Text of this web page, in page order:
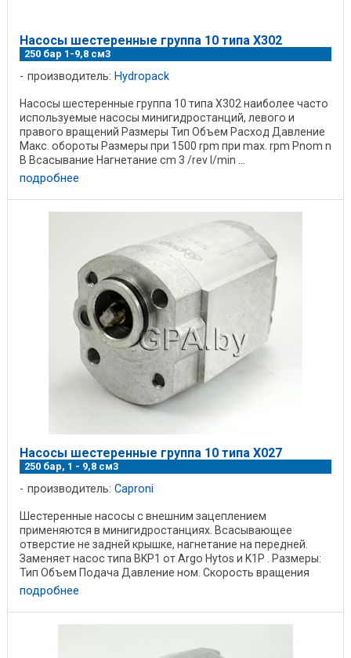
Насосы шестеренные группа 10 типа X302
250 бар 1-9,8 см3
производитель: Hydropack
Насосы шестеренные группа 10 типа X302 наиболее часто
используемые насосы минигидростанций, левого и
правого вращений Размеры Тип Объем Расход Давление
Макс. обороты Размеры при 1500 rpm при max. rpm Pnom n
B Всасывание Нагнетание cm 3 /rev l/min ...
подробнее
Насосы шестеренные группа 10 типа X027
250 бар, 1 - 9,8 см3
производитель: Caproni
Шестеренные насосы с внешним зацеплением
применяются в минигидростанциях. Всасывающее
отверстие не задней крышке, нагнетание на передней.
Заменяет насос типа BKP1 от Argo Hytos и K1P . Размеры:
Тип Объем Подача Давление ном. Скорость вращения
Размер ...
подробнее